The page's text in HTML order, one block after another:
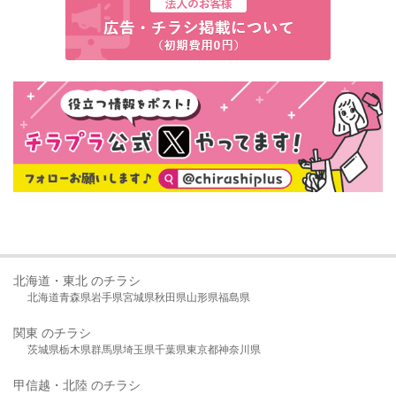
北海道・東北 のチラシ
北海道青森県岩手県宮城県秋田県山形県福島県
関東 のチラシ
茨城県栃木県群馬県埼玉県千葉県東京都神奈川県
甲信越・北陸 のチラシ